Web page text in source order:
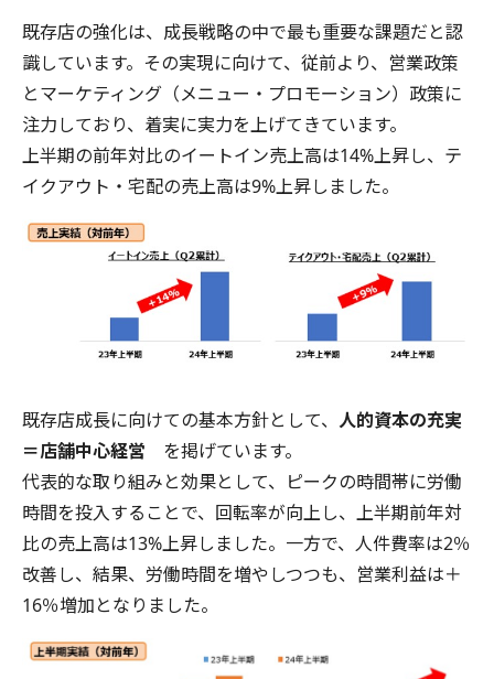
既存店の強化は、成長戦略の中で最も重要な課題だと認
識しています。その実現に向けて、従前より、営業政策
とマーケティング（メニュー・プロモーション）政策に
注力しており、着実に実力を上げてきています。
上半期の前年対比のイートイン売上高は14%上昇し、テ
イクアウト・宅配の売上高は9%上昇しました。
既存店成長に向けての基本方針として、 人的資本の充実
＝店舗中心経営 を掲げています。
代表的な取り組みと効果として、ピークの時間帯に労働
時間を投入することで、回転率が向上し、上半期前年対
比の売上高は13%上昇しました。一方で、人件費率は2％
改善し、結果、労働時間を増やしつつも、営業利益は＋
16％増加となりました。